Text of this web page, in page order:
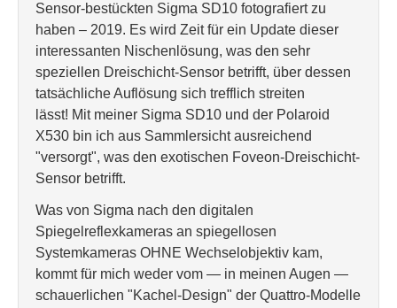
Sensor-bestückten Sigma SD10 fotografiert zu
haben – 2019. Es wird Zeit für ein Update dieser
interessanten Nischenlösung, was den sehr
speziellen Dreischicht-Sensor betrifft, über dessen
tatsächliche Auflösung sich trefflich streiten
lässt! Mit meiner Sigma SD10 und der Polaroid
X530 bin ich aus Sammlersicht ausreichend
"versorgt", was den exotischen Foveon-Dreischicht-
Sensor betrifft.
Was von Sigma nach den digitalen
Spiegelreflexkameras an spiegellosen
Systemkameras OHNE Wechselobjektiv kam,
kommt für mich weder vom — in meinen Augen —
schauerlichen "Kachel-Design" der Quattro-Modelle